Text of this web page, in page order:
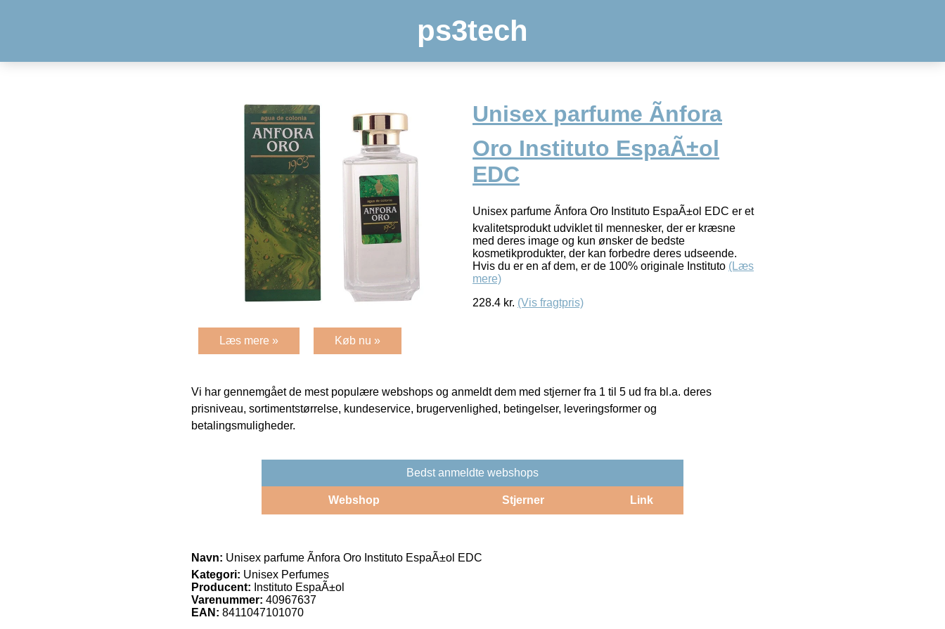
ps3tech
Unisex parfume Ãnfora
Oro Instituto EspaÃ±ol
EDC
Unisex parfume Ãnfora Oro Instituto EspaÃ±ol EDC er et
kvalitetsprodukt udviklet til mennesker, der er kræsne
med deres image og kun ønsker de bedste
kosmetikprodukter, der kan forbedre deres udseende.
Hvis du er en af dem, er de 100% originale Instituto (Læs
mere)
228.4 kr. (Vis fragtpris)
Læs mere » Køb nu »
Vi har gennemgået de mest populære webshops og anmeldt dem med stjerner fra 1 til 5 ud fra bl.a. deres
prisniveau, sortimentstørrelse, kundeservice, brugervenlighed, betingelser, leveringsformer og
betalingsmuligheder.
Bedst anmeldte webshops
Webshop Stjerner Link
Navn: Unisex parfume Ãnfora Oro Instituto EspaÃ±ol EDC
Kategori: Unisex Perfumes
Producent: Instituto EspaÃ±ol
Varenummer: 40967637
EAN: 8411047101070